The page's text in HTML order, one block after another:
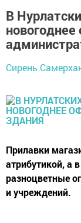
В
Сирень
Прилавки
атрибутикой, а
разноцветные
и учреждений.